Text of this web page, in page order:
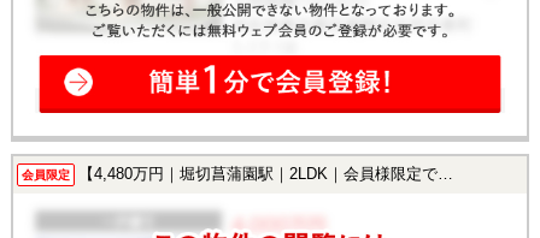
会員限定 【4,480万円｜堀切菖蒲園駅｜2LDK｜会員様限定で公開中！】